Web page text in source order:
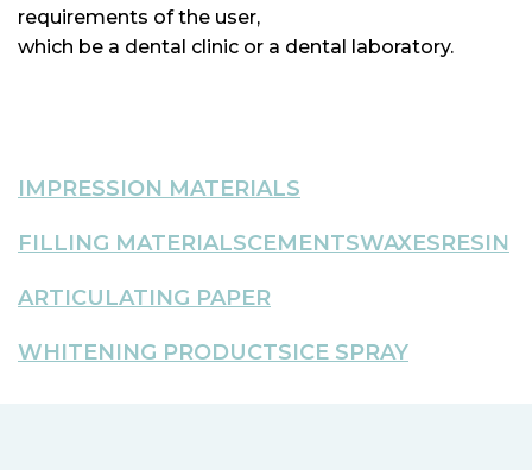
requirements of the user,
which be a dental clinic or a dental laboratory.
IMPRESSION MATERIALS
FILLING MATERIALSCEMENTSWAXESRESIN
ARTICULATING PAPER
WHITENING PRODUCTSICE SPRAY